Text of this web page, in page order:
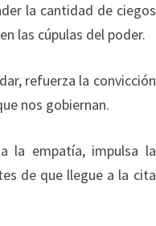
la cantidad de ciegos
las cúpulas del poder.
refuerza la convicción
nos gobiernan.
la empatía, impulsa la
de que llegue a la cita